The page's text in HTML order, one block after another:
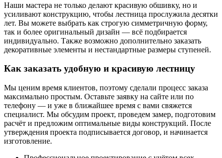
Наши мастера не только делают красивую обшивку, но и
усиливают конструкцию, чтобы лестница прослужила десятки
лет. Вы можете выбрать как строгую симметричную форму,
так и более оригинальный дизайн — всё подбирается
индивидуально. Также возможно дополнительно заказать
декоративные элементы и нестандартные размеры ступеней.
Как заказать удобную и красивую лестницу
Мы ценим время клиентов, поэтому сделали процесс заказа
максимально простым. Оставьте заявку на сайте или по
телефону — и уже в ближайшее время с вами свяжется
специалист. Мы обсудим проект, проведем замер, подготовим
расчёт и предложим оптимальные виды конструкций. После
утверждения проекта подписывается договор, и начинается
изготовление.